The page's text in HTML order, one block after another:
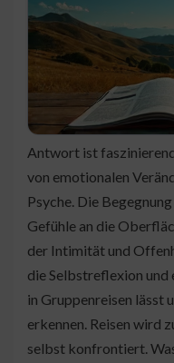
Antwort ist
von emotionalen
Psyche. Die
Gefühle an die
der Intimität und
die Selbstreflexion
in Gruppenreisen lässt
erkennen. Reisen wird
selbst konfrontiert.